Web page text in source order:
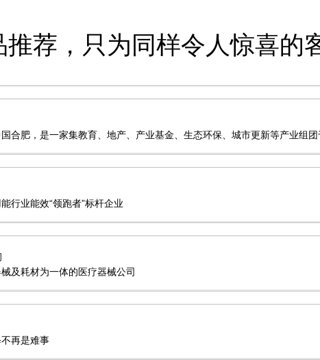
荐，只为同样令人惊喜的
合肥，是一家集教育、地产、产业基金、生态环保、城市更新等产业组
行业能效“领跑者”标杆企业
及耗材为一体的医疗器械公司
再是难事